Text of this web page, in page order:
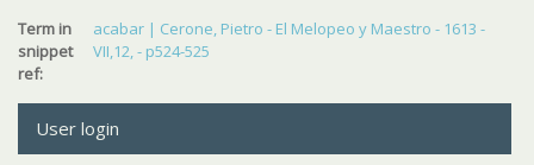
Term in
snippet
ref:
acabar | Cerone, Pietro - El Melopeo y Maestro - 1613 -
VII,12, - p524-525
User login